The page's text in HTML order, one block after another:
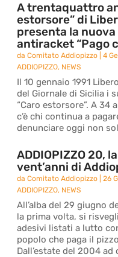
A trentaquattro
estorsore” di
presenta la
antiracket “Pago
daComitato Addiopizzo |4
ADDIOPIZZO, NEWS
Il 10 gennaio 1991
del Giornale di Sicilia i
“Caro estorsore”. A 34
c’è chi continua a
denunciare oggi non
ADDIOPIZZO 20,
vent’anni di
daComitato Addiopizzo |26
ADDIOPIZZO, NEWS
All’alba del 29 giugno
la prima volta, si
adesivi listati a lutto
popolo che paga il
Dall’estate del 2004